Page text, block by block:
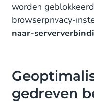
worden
browserprivacy-
naar-
gedreven